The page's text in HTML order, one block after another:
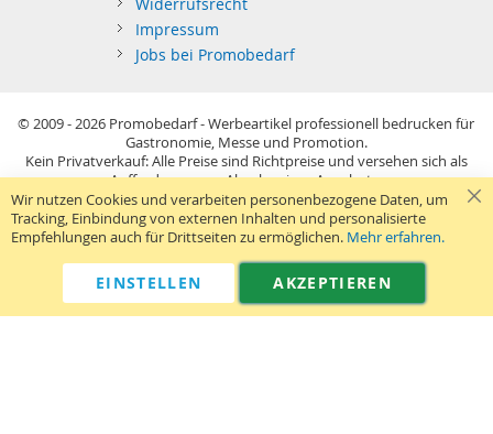
Impressum
Jobs bei Promobedarf
© 2009 - 2026 Promobedarf - Werbeartikel professionell bedrucken für
Gastronomie, Messe und Promotion.
Kein Privatverkauf: Alle Preise sind Richtpreise und versehen sich als
Aufforderung zur Abgabe eines Angebots.
Sie richten sich nur an gewerblichen Bedarf (§14 BGB) im Sinne der
Preisangabenverordnung und verstehen sich netto zzgl. MwSt. USB-
Sticks: Tagespreise ggf. zzgl. Druckkosten und GEMA.
Telefon:040 38 63 12 40 Kontaktformular
Wir nutzen Cookies und verarbeiten personenbezogene Daten, um
Tracking, Einbindung von externen Inhalten und personalisierte
Empfehlungen auch für Drittseiten zu ermöglichen. Mehr erfahren.
AKZEPTIEREN
EINSTELLEN